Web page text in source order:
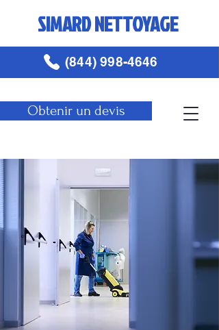
SIMARD NETTOYAGE
Obtenir un devis
(844) 998-4646